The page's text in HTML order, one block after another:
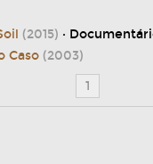
(2015) ·
Caso (2003)
1